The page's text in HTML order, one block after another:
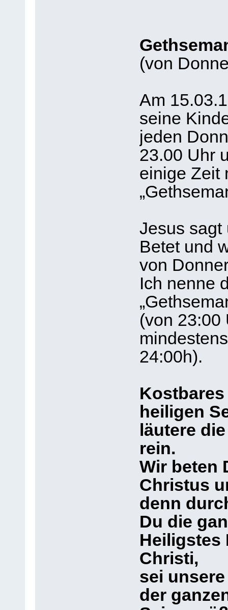
(von
Am
seine
jeden
23.00 Uhr
einige Zeit
Jesus sagt
Betet und
von
Ich nenne
(von 23:00
24:00h).
heiligen
läutere
rein.
Wir beten
Christus
denn
Du die
Heiligstes
Christi,
sei
der